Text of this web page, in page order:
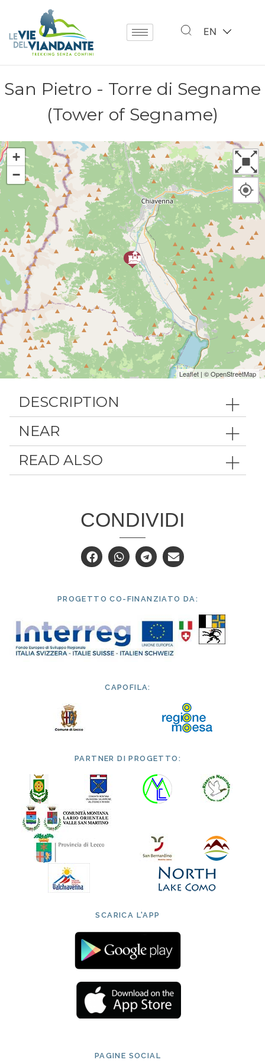
EN
San Pietro - Torre di Segname
(Tower of Segname)
DESCRIPTION
NEAR
READ ALSO
+
−
Leaflet | ©OpenStreetMap
CONDIVIDI
PROGETTO CO-FINANZIATO DA:
CAPOFILA:
PARTNER DI PROGETTO:
SCARICA L'APP
PAGINE SOCIAL